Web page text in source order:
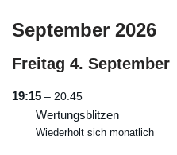
September 2026
Freitag 4. September
19:15 – 20:45
Wertungsblitzen
Wiederholt sich monatlich